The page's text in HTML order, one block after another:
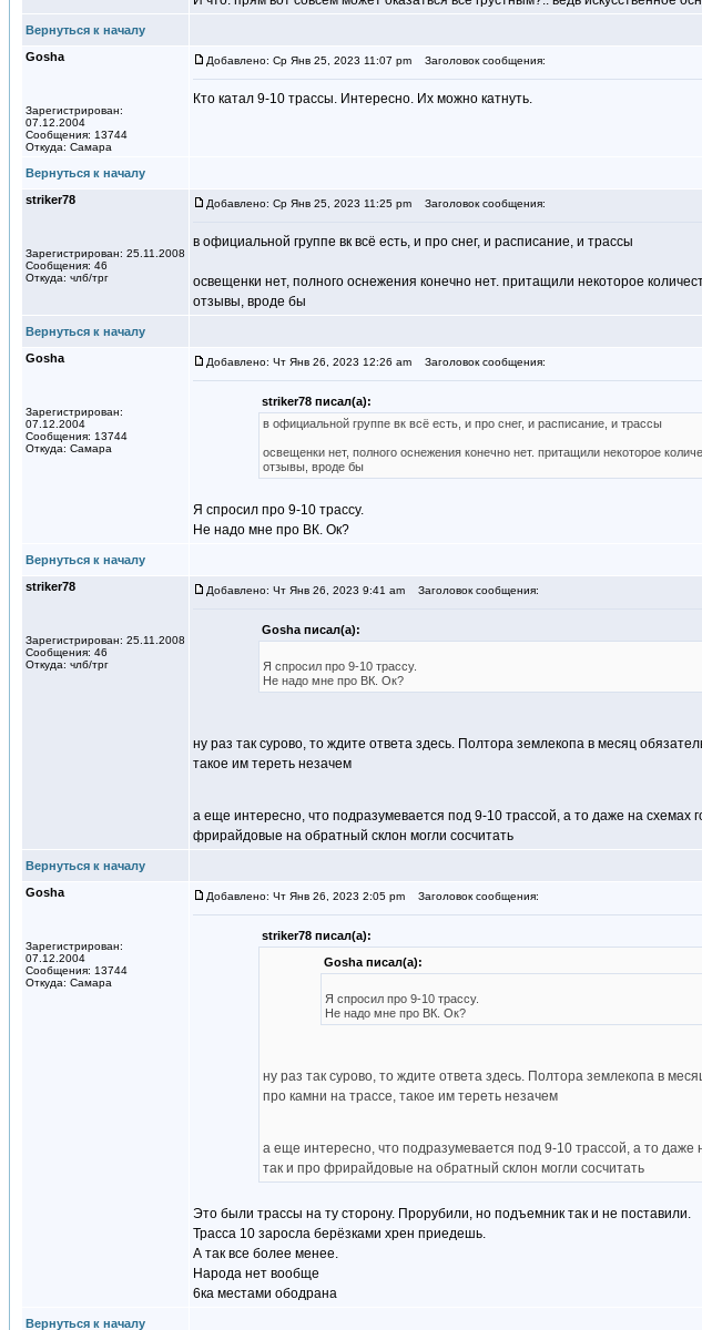
Вернуться к началу
Gosha
Зарегистрирован:
07.12.2004
Сообщения: 13744
Откуда: Самара
Добавлено: Ср Янв 25, 2023 11:07 pm Заголовок сообщения:
Кто катал 9-10 трассы. Интересно. Их можно катнуть.
Вернуться к началу
striker78
Зарегистрирован: 25.11.2008
Сообщения: 46
Откуда: члб/трг
Добавлено: Ср Янв 25, 2023 11:25 pm Заголовок сообщения:
в официальной группе вк всё есть, и про снег, и расписание, и трассы
освещенки нет, полного оснежения конечно нет. притащили некоторое
отзывы, вроде бы
Вернуться к началу
Gosha
Зарегистрирован:
07.12.2004
Сообщения: 13744
Откуда: Самара
Добавлено: Чт Янв 26, 2023 12:26 am Заголовок сообщения:
striker78 писал(а):
в официальной группе вк всё есть, и про снег, и расписание, и трассы
освещенки нет, полного оснежения конечно нет. притащили некоторое
отзывы, вроде бы
Я спросил про 9-10 трассу.
Не надо мне про ВК. Ок?
Вернуться к началу
striker78
Зарегистрирован: 25.11.2008
Сообщения: 46
Откуда: члб/трг
Добавлено: Чт Янв 26, 2023 9:41 am Заголовок сообщения:
Gosha писал(а):
Я спросил про 9-10 трассу.
Не надо мне про ВК. Ок?
ну раз так сурово, то ждите ответа здесь. Полтора землекопа в месяц
такое им тереть незачем
а еще интересно, что подразумевается под 9-10 трассой, а то даже на
фрирайдовые на обратный склон могли сосчитать
Вернуться к началу
Gosha
Зарегистрирован:
07.12.2004
Сообщения: 13744
Откуда: Самара
Добавлено: Чт Янв 26, 2023 2:05 pm Заголовок сообщения:
striker78 писал(а):
Gosha писал(а):
Я спросил про 9-10 трассу.
Не надо мне про ВК. Ок?
ну раз так сурово, то ждите ответа здесь. Полтора землекопа в
про камни на трассе, такое им тереть незачем
а еще интересно, что подразумевается под 9-10 трассой, а то
так и про фрирайдовые на обратный склон могли сосчитать
Это были трассы на ту сторону. Прорубили, но подъемник так и не поставили.
Трасса 10 заросла берёзками хрен приедешь.
А так все более менее.
Народа нет вообще
6ка местами ободрана
Вернуться к началу